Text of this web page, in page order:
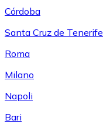
Córdoba
Santa Cruz de Tenerife
Roma
Milano
Napoli
Bari